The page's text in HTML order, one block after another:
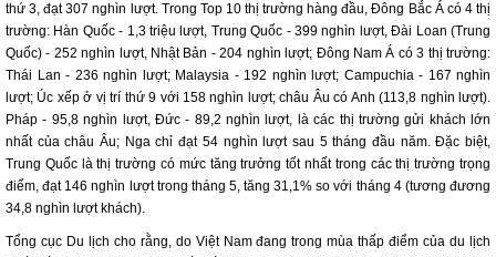
thứ 3, đạt 307 nghìn lượt. Trong Top 10 thị trường hàng đầu, Đông Bắc Á có 4 thị
trường: Hàn Quốc - 1,3 triệu lượt, Trung Quốc - 399 nghìn lượt, Đài Loan (Trung
Quốc) - 252 nghìn lượt, Nhật Bản - 204 nghìn lượt; Đông Nam Á có 3 thị trường:
Thái Lan - 236 nghìn lượt; Malaysia - 192 nghìn lượt; Campuchia - 167 nghìn
lượt; Úc xếp ở vị trí thứ 9 với 158 nghìn lượt; châu Âu có Anh (113,8 nghìn lượt).
Pháp - 95,8 nghìn lượt, Đức - 89,2 nghìn lượt, là các thị trường gửi khách lớn
nhất của châu Âu; Nga chỉ đạt 54 nghìn lượt sau 5 tháng đầu năm. Đặc biệt,
Trung Quốc là thị trường có mức tăng trưởng tốt nhất trong các thị trường trọng
điểm, đạt 146 nghìn lượt trong tháng 5, tăng 31,1% so với tháng 4 (tương đương
34,8 nghìn lượt khách).
Tổng cục Du lịch cho rằng, do Việt Nam đang trong mùa thấp điểm của du lịch